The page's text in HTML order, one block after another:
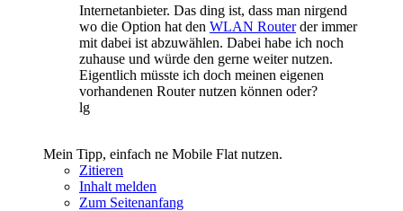
Internetanbieter. Das ding ist, dass man nirgend
wo die Option hat den WLAN Routerder immer
mit dabei ist abzuwählen. Dabei habe ich noch
zuhause und würde den gerne weiter nutzen.
Eigentlich müsste ich doch meinen eigenen
vorhandenen Router nutzen können oder?
lg
Mein Tipp, einfach ne Mobile Flat nutzen.
Zitieren
Inhalt melden
Zum Seitenanfang